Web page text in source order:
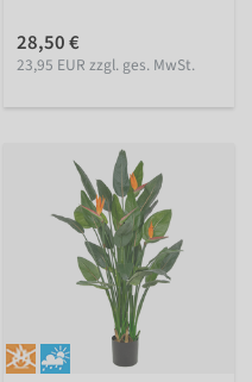
28,50 €
23,95 EUR zzgl. ges. MwSt.